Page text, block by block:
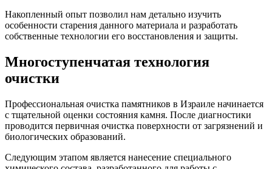
Накопленный опыт позволил нам детально изучить
особенности старения данного материала и разработать
собственные технологии его восстановления и защиты.
Многоступенчатая технология
очистки
Профессиональная очистка памятников в Израиле начинается
с тщательной оценки состояния камня. После диагностики
проводится первичная очистка поверхности от загрязнений и
биологических образований.
Следующим этапом является нанесение специального